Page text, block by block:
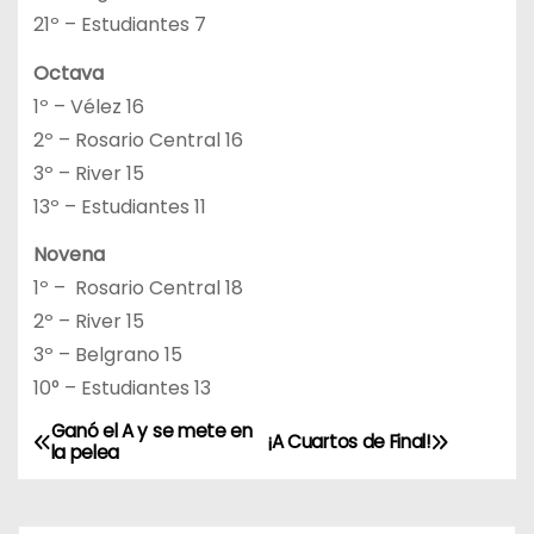
21º – Estudiantes 7
Octava
1º – Vélez 16
2º – Rosario Central 16
3º – River 15
13º – Estudiantes 11
Novena
1º – Rosario Central 18
2º – River 15
3º – Belgrano 15
10° – Estudiantes 13
N
¡A Cuartos de Final!
Ganó el A y se mete en
la pelea